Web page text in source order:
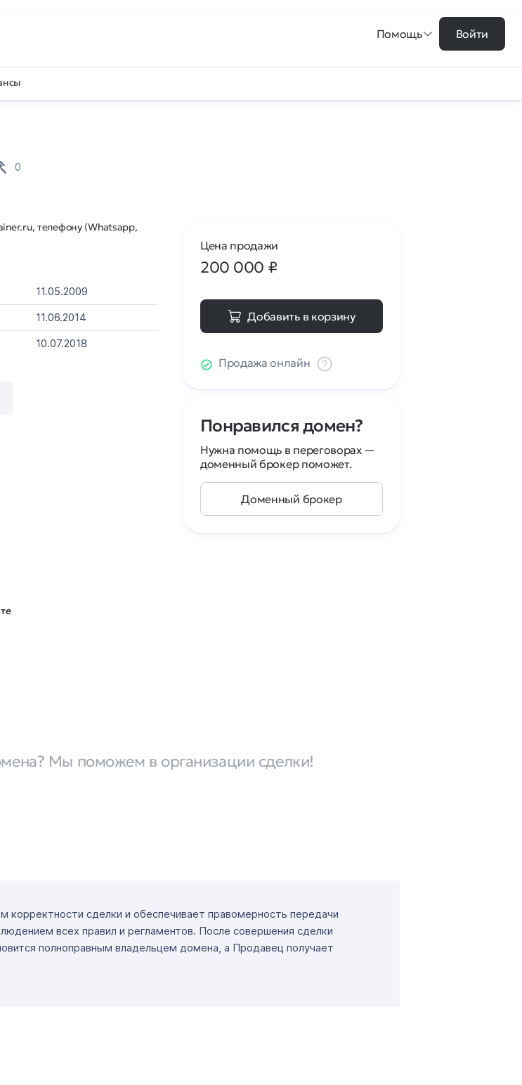
Помощь Войти
0
телефону (Whatsapp,
11.05.2009
11.06.2014
10.07.2018
Цена продажи
200 000 ₽
Добавить в корзину
Продажа онлайн
Понравился домен?
Нужна помощь в переговорах —
доменный брокер поможет.
Доменный брокер
Мы поможем в организации сделки!
корректности сделки и обеспечивает правомерность передачи
всех правил и регламентов. После совершения сделки
полноправным владельцем домена, а Продавец получает